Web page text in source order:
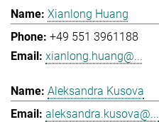
Xianlong Huang
+49 551 3961188
xianlong.huang@...
Aleksandra Kusova
aleksandra.kusova@...